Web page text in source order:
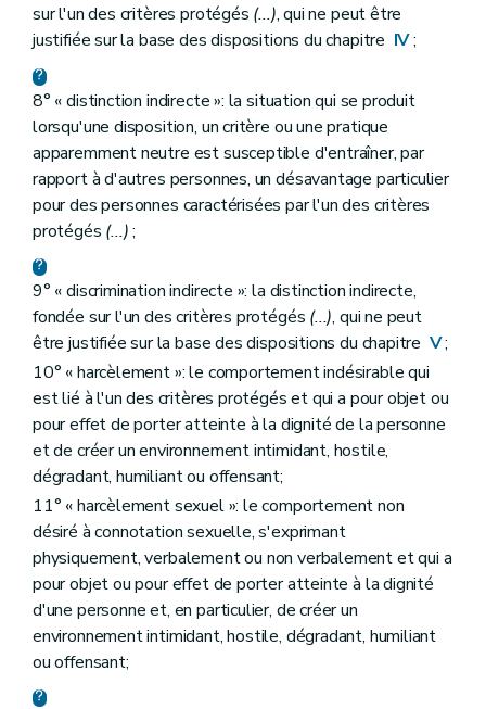
sur l'un des critères protégés (...), qui ne peut être
justifiée sur la base des dispositions du chapitre IV;
8° « distinction indirecte »: la situation qui se produit
lorsqu'une disposition, un critère ou une pratique
apparemment neutre est susceptible d'entraîner, par
rapport à d'autres personnes, un désavantage particulier
pour des personnes caractérisées par l'un des critères
protégés (...);
9° « discrimination indirecte »: la distinction indirecte,
fondée sur l'un des critères protégés (...), qui ne peut
être justifiée sur la base des dispositions du chapitre V;
10° « harcèlement »: le comportement indésirable qui
est lié à l'un des critères protégés et qui a pour objet ou
pour effet de porter atteinte à la dignité de la personne
et de créer un environnement intimidant, hostile,
dégradant, humiliant ou offensant;
11° « harcèlement sexuel »: le comportement non
désiré à connotation sexuelle, s'exprimant
physiquement, verbalement ou non verbalement et qui a
pour objet ou pour effet de porter atteinte à la dignité
d'une personne et, en particulier, de créer un
environnement intimidant, hostile, dégradant, humiliant
ou offensant;